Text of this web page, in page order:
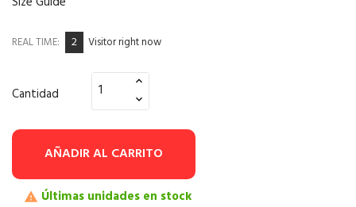
REAL TIME: 2 Visitor right now
Cantidad
AÑADIR AL CARRITO
 Últimas unidades en stock